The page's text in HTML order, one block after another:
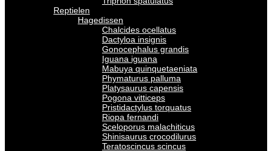
Reptielen
Hagedissen
Chalcides ocellatus
Dactyloa insignis
Gonocephalus grandis
Iguana iguana
Mabuya quinquetaeniata
Phymaturus palluma
Platysaurus capensis
Pogona vitticeps
Pristidactylus torquatus
Riopa fernandi
Sceloporus malachiticus
Shinisaurus crocodilurus
Teratoscincus scincus